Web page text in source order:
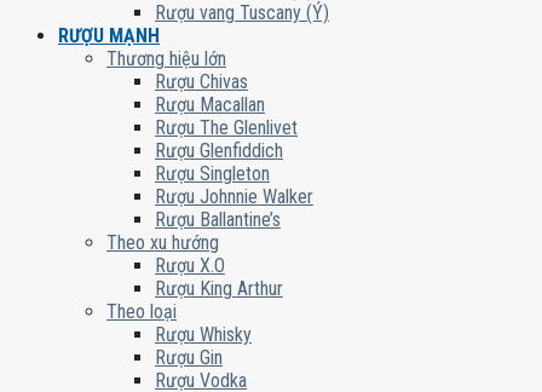
Rượu vang Tuscany (Ý)
RƯỢU MẠNH
Thương hiệu lớn
Rượu Chivas
Rượu Macallan
Rượu The Glenlivet
Rượu Glenfiddich
Rượu Singleton
Rượu Johnnie Walker
Rượu Ballantine’s
Theo xu hướng
Rượu X.O
Rượu King Arthur
Theo loại
Rượu Whisky
Rượu Gin
Rượu Vodka